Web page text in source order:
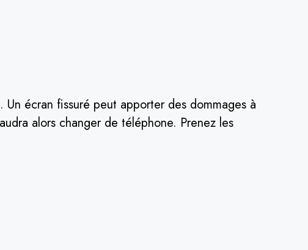
écran fissuré peut apporter des dommages à
alors changer de téléphone. Prenez les